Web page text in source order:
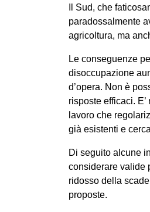
Il Sud, che
paradossalmente
agricoltura, ma
Le conseguenze
disoccupazione
d’opera. Non è
risposte efficaci.
lavoro che
già esistenti e
Di seguito alcune
considerare valide
ridosso della
proposte.